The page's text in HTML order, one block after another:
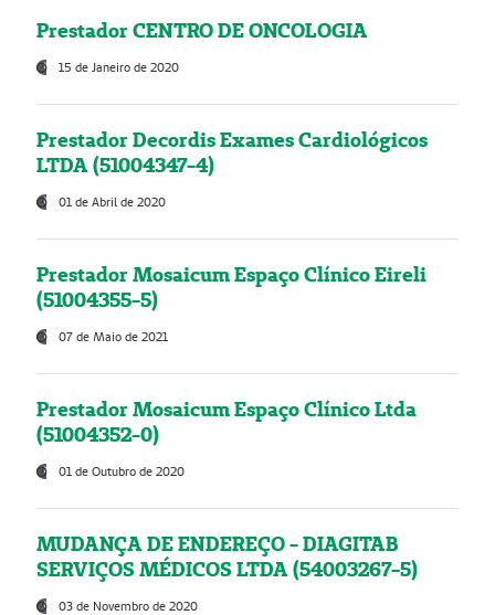
Prestador CENTRO DE ONCOLOGIA
15 de Janeiro de 2020
Prestador Decordis Exames Cardiológicos
LTDA (51004347-4)
01 de Abril de 2020
Prestador Mosaicum Espaço Clínico Eireli
(51004355-5)
07 de Maio de 2021
Prestador Mosaicum Espaço Clínico Ltda
(51004352-0)
01 de Outubro de 2020
MUDANÇA DE ENDEREÇO - DIAGITAB
SERVIÇOS MÉDICOS LTDA (54003267-5)
03 de Novembro de 2020